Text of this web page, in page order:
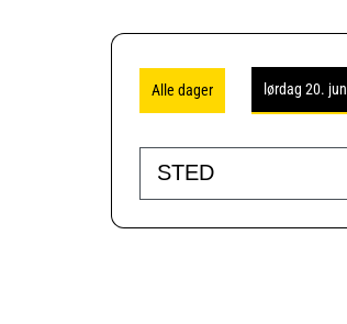
Alle dager lørdag 20. jun
Venue